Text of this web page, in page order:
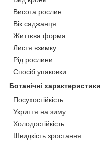
Висота рослин
Вік саджанця
Життєва форма
Листя взимку
Рід рослини
Спосіб упаковки
Ботанічні характеристики
Посухостійкість
Укриття на зиму
Холодостійкість
Швидкість зростання